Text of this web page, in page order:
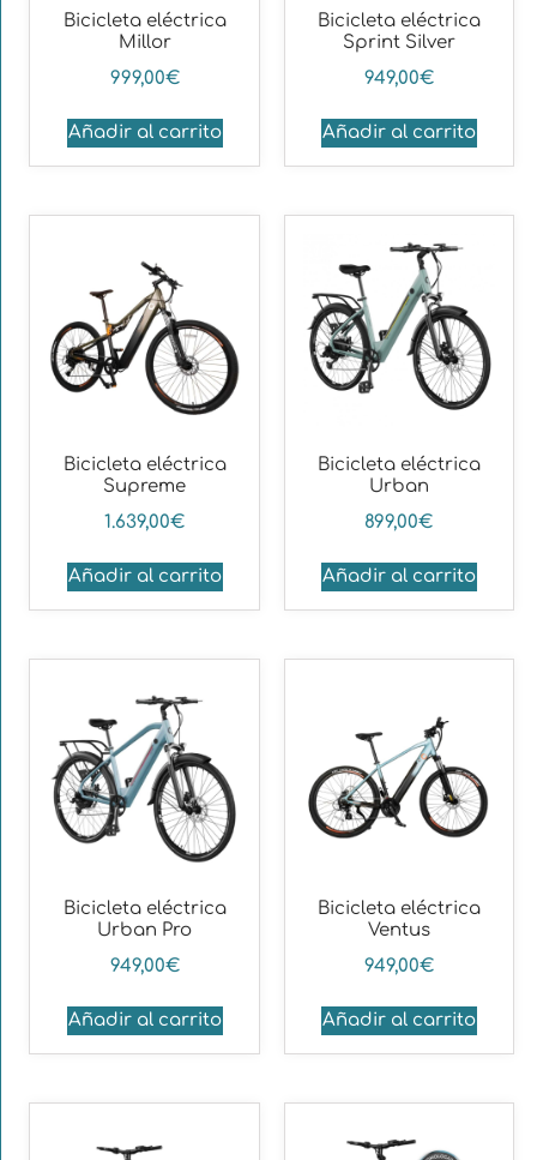
Bicicleta eléctrica
Millor
999,00€
Añadir al carrito
Bicicleta eléctrica
Sprint Silver
949,00€
Añadir al carrito
Bicicleta eléctrica
Supreme
1.639,00€
Añadir al carrito
Bicicleta eléctrica
Urban
899,00€
Añadir al carrito
Bicicleta eléctrica
Urban Pro
949,00€
Añadir al carrito
Bicicleta eléctrica
Ventus
949,00€
Añadir al carrito